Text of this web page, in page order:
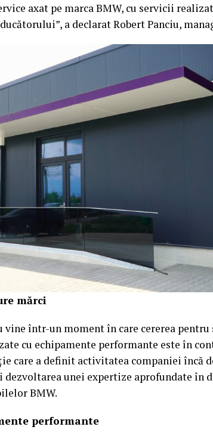
axat pe marca BMW, cu servicii
a declarat Robert Panciu,
mărci
într-un moment în care cererea
cu echipamente performante este în
care a definit activitatea companiei încă
dezvoltarea unei expertize aprofundate în
BMW.
performante